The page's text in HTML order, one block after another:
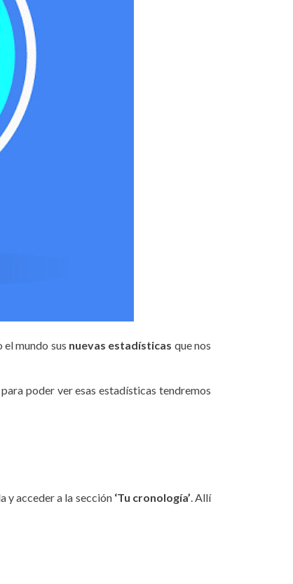
mundo sus nuevas estadísticas que nos
para poder ver esas estadísticas tendremos
y acceder a la sección ‘Tu cronología’. Allí